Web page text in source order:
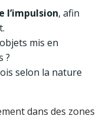
l’impulsion, afin
mis en
?
selon la nature
dans des zones